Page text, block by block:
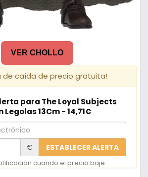
VER CHOLLO
de caída de precio gratuita!
para The Loyal Subjects
Legolas 13Cm - 14,71€
€ ESTABLECER ALERTA
cuando el precio baje.